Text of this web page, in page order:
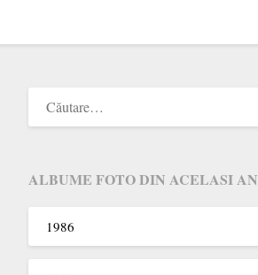
ALBUME FOTO DIN ACELASI AN
1986